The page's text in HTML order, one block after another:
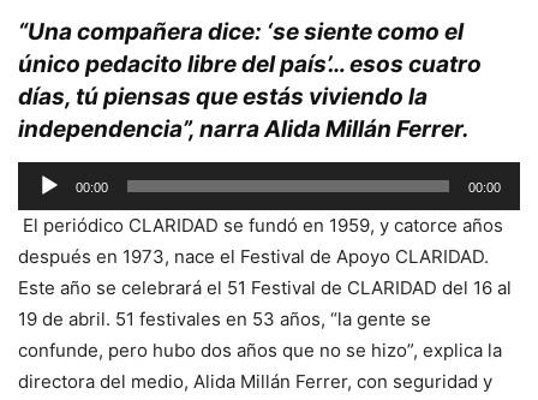
“Una compañera dice: ‘se siente como el
único pedacito libre del país’… esos cuatro
días, tú piensas que estás viviendo la
independencia”, narra Alida Millán Ferrer.
Reproductor
de
audio
00:00 00:00
El periódico CLARIDAD se fundó en 1959, y catorce años
después en 1973, nace el Festival de Apoyo CLARIDAD.
Este año se celebrará el 51 Festival de CLARIDAD del 16 al
19 de abril. 51 festivales en 53 años, “la gente se
confunde, pero hubo dos años que no se hizo”, explica la
directora del medio, Alida Millán Ferrer, con seguridad y